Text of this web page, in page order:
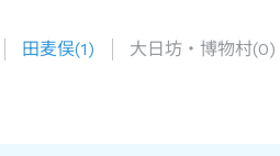
田麦俣(1) 大日坊・博物村(0)